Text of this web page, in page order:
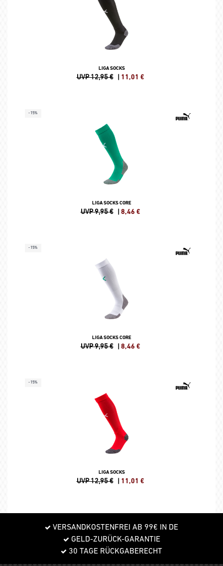
LIGA SOCKS
UVP 12,95 € | 11,01 €
-15%
LIGA SOCKS CORE
UVP 9,95 € | 8,46 €
-15%
LIGA SOCKS CORE
UVP 9,95 € | 8,46 €
-15%
LIGA SOCKS
UVP 12,95 € | 11,01 €
VERSANDKOSTENFREI AB 99€ IN DE
GELD-ZURÜCK-GARANTIE
30 TAGE RÜCKGABERECHT